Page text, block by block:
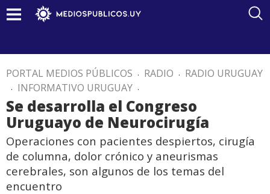
PORTAL MEDIOS PÚBLICOS . RADIO . RADIO URUGUAY
. INFORMATIVO URUGUAY .
Se desarrolla el Congreso
Uruguayo de Neurocirugía
Operaciones con pacientes despiertos, cirugía
de columna, dolor crónico y aneurismas
cerebrales, son algunos de los temas del
encuentro